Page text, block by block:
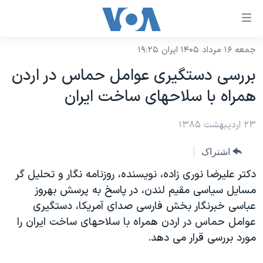
لینکهای
دسترسی
جهش
محتوای
اصلی
جهش
صفحه
اصلی
جهش
به
جستجو
نسخه سبک وب‌سایت
موضوع ها
ایران
آمریکا
جهان
ورزشی
گزیده‌ها
ویژه برنامه‌ها
برنامه های تلویزیونی
جدول برنامه ها
صفحه‌های ویژه
جام جهانی ۲۰۲۶
عملیات خشم حماسی
فرکانس‌های صدای آمریکا
پخش رادیویی
یادگیری زبان انگلیسی
جمعه ۱۶ مرداد ۱۴۰۵ ایران ۱۹:۲۵
بررسی دستگيری عوامل حماس در اردن
همراه با سلاحهای ساخت ايران
۲۳ اردیبهشت ۱۳۸۵
اشتراک
دکتر عليرضا نوری زاده، نويسنده، روزنامه نگار و تحليل گر
مسايل سياسی مقيم لندن، در پاسخ به پرسش بهروز
عباسی خبرنگار بخش فارسی صدای آمريکا، دستگيری
عوامل حماس در اردن همراه با سلاحهای ساخت ايران را
مورد بررسی قرار می دهد.